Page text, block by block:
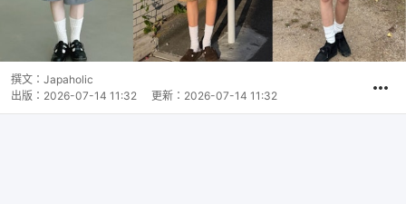
撰文： Japaholic
出版： 2026-07-14 11:32 更新： 2026-07-14 11:32